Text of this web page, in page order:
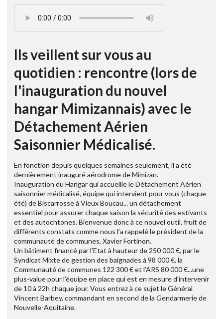
Ils veillent sur vous au
quotidien : rencontre (lors de
l'inauguration du nouvel
hangar Mimizannais) avec le
Détachement Aérien
Saisonnier Médicalisé.
En fonction depuis quelques semaines seulement, il a été
dernièrement inauguré aérodrome de Mimizan.
Inauguration du Hangar qui accueille le Détachement Aérien
saisonnier médicalisé, équipe qui intervient pour vous (chaque
été) de Biscarrosse à Vieux Boucau... un détachement
essentiel pour assurer chaque saison la sécurité des estivants
et des autochtones. Bienvenue donc à ce nouvel outil, fruit de
différents constats comme nous l’a rappelé le président de la
communauté de communes, Xavier Fortinon.
Un bâtiment financé par l’Etat à hauteur de 250 000 €, par le
Syndicat Mixte de gestion des baignades à 98 000 €, la
Communauté de communes 122 300 € et l’ARS 80 000 €...une
plus-value pour l’équipe en place qui est en mesure d’intervenir
de 10 à 22h chaque jour. Vous entrez à ce sujet le Général
Vincent Barbey, commandant en second de la Gendarmerie de
Nouvelle-Aquitaine.